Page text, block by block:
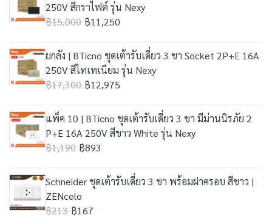
250V สีกราไฟต์ รุ่น Nexy
฿15,000 ฿11,250
ยกลัง | BTicno ชุดเต้ารับเดี่ยว 3 ขา Socket 2P+E 16A
250V สีไทเทเนียม รุ่น Nexy
฿17,300 ฿12,975
แพ็ค 10 | BTicno ชุดเต้ารับเดี่ยว 3 ขา มีม่านนิรภัย 2
P+E 16A 250V สีขาว White รุ่น Nexy
฿1,190 ฿893
Schneider ชุดเต้ารับเดี่ยว 3 ขา พร้อมฝาครอบ สีขาว |
ZENcelo
฿213 ฿167